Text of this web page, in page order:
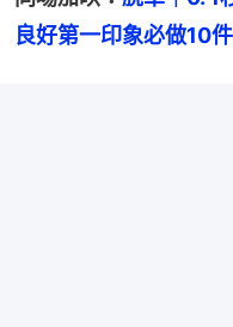
良好第一印象必做10